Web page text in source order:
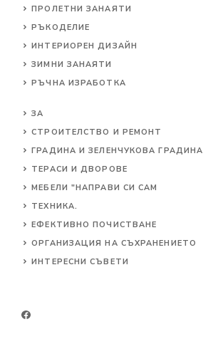
ПРОЛЕТНИ ЗАНАЯТИ
РЪКОДЕЛИЕ
ИНТЕРИОРЕН ДИЗАЙН
ЗИМНИ ЗАНАЯТИ
РЪЧНА ИЗРАБОТКА
ЗА
СТРОИТЕЛСТВО И РЕМОНТ
ГРАДИНА И ЗЕЛЕНЧУКОВА ГРАДИНА
ТЕРАСИ И ДВОРОВЕ
МЕБЕЛИ "НАПРАВИ СИ САМ
ТЕХНИКА.
ЕФЕКТИВНО ПОЧИСТВАНЕ
ОРГАНИЗАЦИЯ НА СЪХРАНЕНИЕТО
ИНТЕРЕСНИ СЪВЕТИ